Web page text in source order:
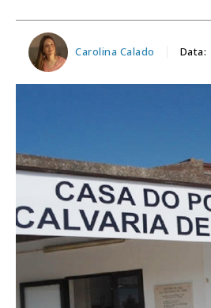
Carolina Calado Data: